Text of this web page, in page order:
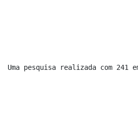
Uma pesquisa realizada com 241